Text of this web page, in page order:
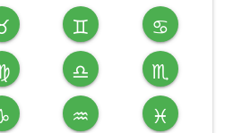
♊ ♋
♎ ♏
♒ ♓